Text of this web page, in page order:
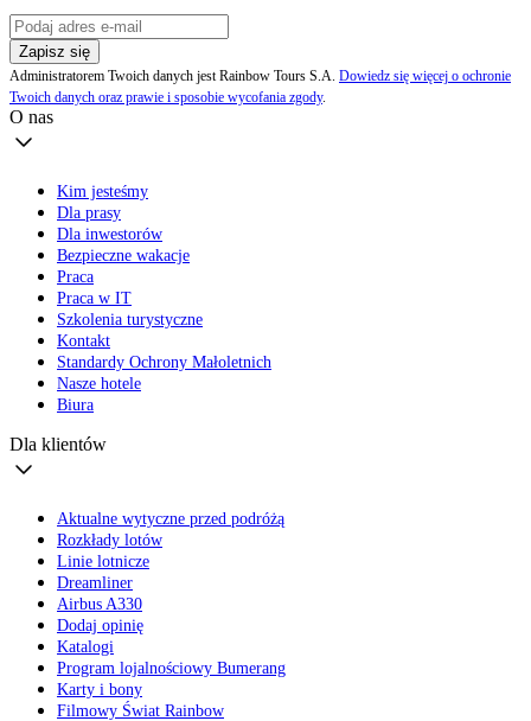
Zapisz się
Administratorem Twoich danych jest Rainbow Tours S.A. Dowiedz się więcej o ochronie
Twoich danych oraz prawie i sposobie wycofania zgody.
O nas
Kim jesteśmy
Dla prasy
Dla inwestorów
Bezpieczne wakacje
Praca
Praca w IT
Szkolenia turystyczne
Kontakt
Standardy Ochrony Małoletnich
Nasze hotele
Biura
Dla klientów
Aktualne wytyczne przed podróżą
Rozkłady lotów
Linie lotnicze
Dreamliner
Airbus A330
Dodaj opinię
Katalogi
Program lojalnościowy Bumerang
Karty i bony
Filmowy Świat Rainbow